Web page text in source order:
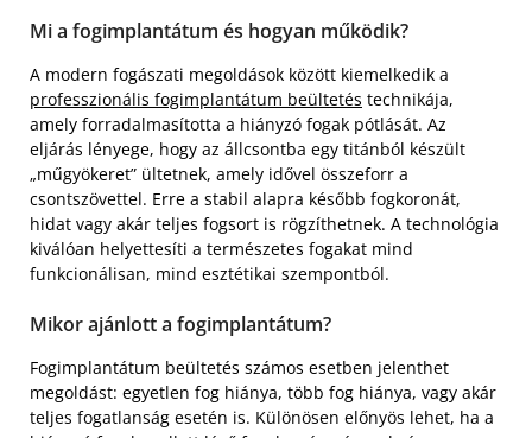
Mi a fogimplantátum és hogyan működik?
A modern fogászati megoldások között kiemelkedik a
professzionális fogimplantátum beültetés technikája,
amely forradalmasította a hiányzó fogak pótlását. Az
eljárás lényege, hogy az állcsontba egy titánból készült
„műgyökeret” ültetnek, amely idővel összeforr a
csontszövettel. Erre a stabil alapra később fogkoronát,
hidat vagy akár teljes fogsort is rögzíthetnek. A technológia
kiválóan helyettesíti a természetes fogakat mind
funkcionálisan, mind esztétikai szempontból.
Mikor ajánlott a fogimplantátum?
Fogimplantátum beültetés számos esetben jelenthet
megoldást: egyetlen fog hiánya, több fog hiánya, vagy akár
teljes fogatlanság esetén is. Különösen előnyös lehet, ha a